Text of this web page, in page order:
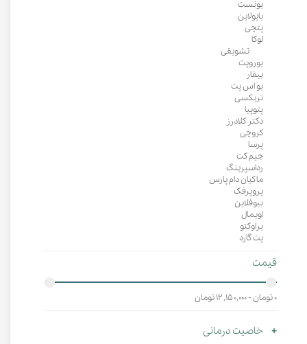
بونست
بایولاین
پتچی
لوکا
تشویقی
یوروپت
بیفار
یو اس پت
تریکسی
پتوپیا
دکتر کلادرز
کروچی
پرسا
جیم کت
رداسپرینگ
ماکیان دام پارس
پروپرفک
بیوفلاین
اویمال
براوکتو
پت گارد
قیمت
۰ تومان - ۱۲,۱۵۰,۰۰۰ تومان
خاصیت درمانی